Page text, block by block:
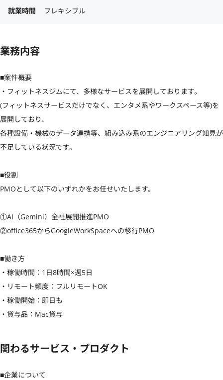
就業時間 フレキシブル
業務内容
■案件概要
・フィットネスジムにて、多様なサービスを展開しております。
(フィットネスサービスだけでなく、エンタメ系やワークスペース等)を
展開しており、
各種設備・機械のデータ連携等、組み込み系のエンジニアリング知見が
不足している状況です。
■役割
PMOとして以下のいずれかをお任せいたします。
①AI（Gemini）全社展開推進PMO
②office365からGoogleWorkSpaceへの移行PMO
■働き方
・稼働時間：1日8時間×週5日
・リモート頻度：フルリモートOK
・稼働開始：即日も
・貸与品：Mac貸与
関わるサービス・プロダクト
■企業について